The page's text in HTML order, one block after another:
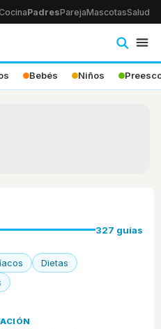
PadresParejaMascotasSalud
Bebés Niños
327 guías
Dietas